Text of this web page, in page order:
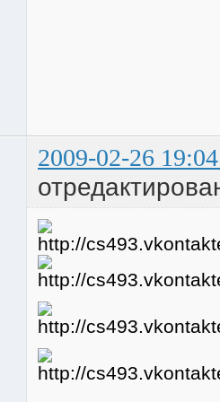
2009-02-26